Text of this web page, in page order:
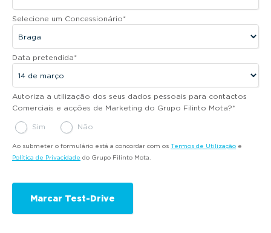
Selecione um Concessionário*
Data pretendida*
Autoriza a utilização dos seus dados pessoais para contactos
Comerciais e acções de Marketing do Grupo Filinto Mota?*
Sim Não
Ao submeter o formulário está a concordar com os Termos de Utilização e
Política de Privacidade do Grupo Filinto Mota.